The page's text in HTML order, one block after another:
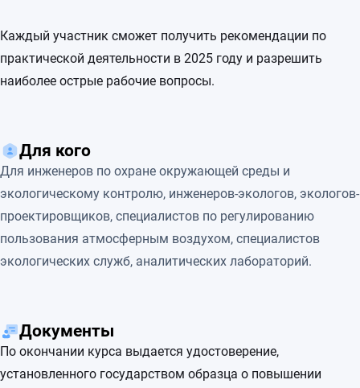
Каждый участник сможет получить рекомендации по
практической деятельности в 2025 году и разрешить
наиболее острые рабочие вопросы.
Для кого
Для инженеров по охране окружающей среды и
экологическому контролю, инженеров-экологов, экологов-
проектировщиков, специалистов по регулированию
пользования атмосферным воздухом, специалистов
экологических служб, аналитических лабораторий.
Документы
По окончании курса выдается удостоверение,
установленного государством образца о повышении